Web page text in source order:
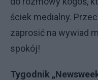
ściek medialny.
zaprosić na wywiad
spokój!
Tygodnik